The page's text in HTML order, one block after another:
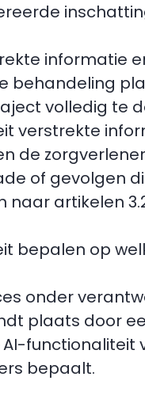
informatie
behandeling
volledig te
verstrekte
de
of gevolgen
artikelen
bepalen op
onder
plaats door
functionaliteit
bepaalt.